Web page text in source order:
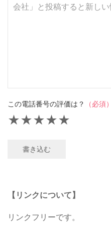
この電話番号の評価は？ （必須）
★
★
★
★
★
書き込む
【リンクについて】
リンクフリーです。